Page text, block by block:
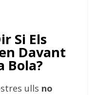
Si Els
Davant
Bola?
ulls no